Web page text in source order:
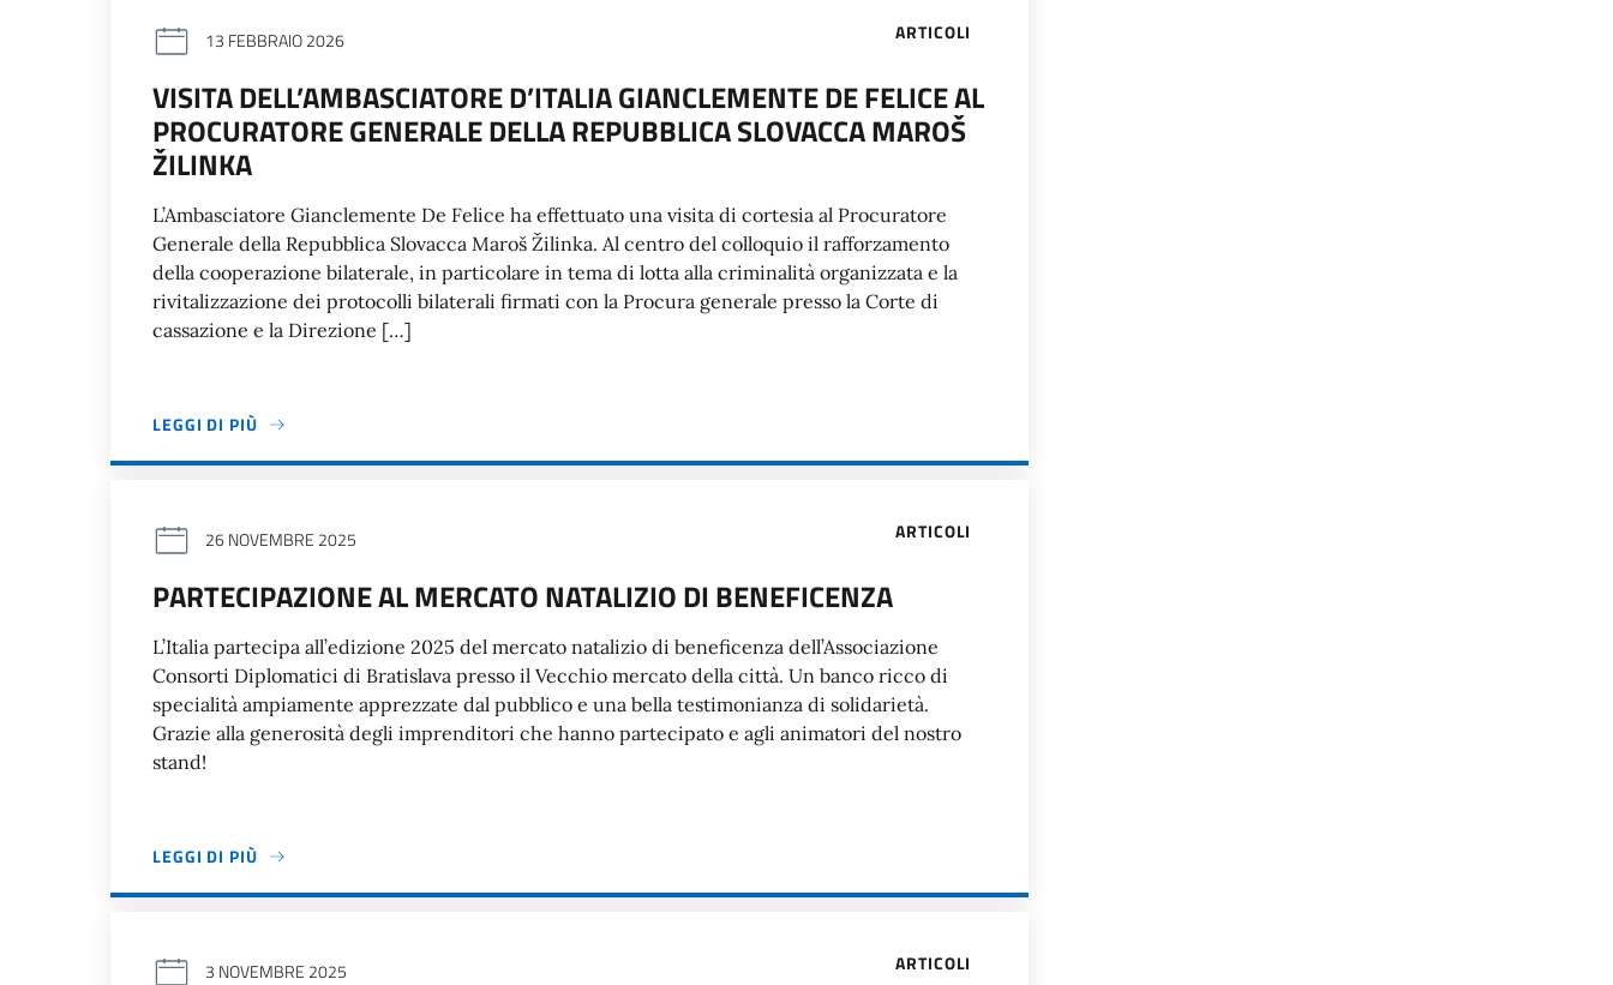
ARTICOLI
13 FEBBRAIO 2026
VISITA DELL’AMBASCIATORE D’ITALIA GIANCLEMENTE DE FELICE AL
PROCURATORE GENERALE DELLA REPUBBLICA SLOVACCA MAROŠ
ŽILINKA
L’Ambasciatore Gianclemente De Felice ha effettuato una visita di cortesia al Procuratore
Generale della Repubblica Slovacca Maroš Žilinka. Al centro del colloquio il rafforzamento
della cooperazione bilaterale, in particolare in tema di lotta alla criminalità organizzata e la
rivitalizzazione dei protocolli bilaterali firmati con la Procura generale presso la Corte di
cassazione e la Direzione […]
LEGGI DI PIÙ
ARTICOLI
26 NOVEMBRE 2025
PARTECIPAZIONE AL MERCATO NATALIZIO DI BENEFICENZA
L’Italia partecipa all’edizione 2025 del mercato natalizio di beneficenza dell’Associazione
Consorti Diplomatici di Bratislava presso il Vecchio mercato della città. Un banco ricco di
specialità ampiamente apprezzate dal pubblico e una bella testimonianza di solidarietà.
Grazie alla generosità degli imprenditori che hanno partecipato e agli animatori del nostro
stand!
LEGGI DI PIÙ
ARTICOLI
3 NOVEMBRE 2025